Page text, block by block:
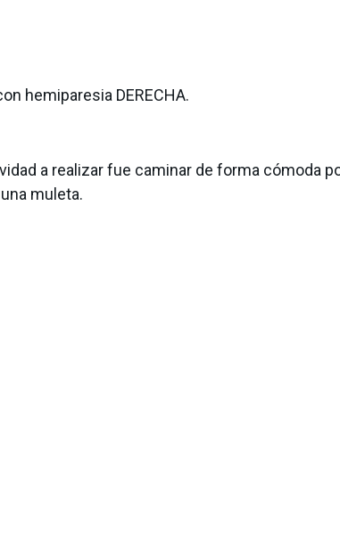
hemiparesia DERECHA.
a realizar fue caminar de forma cómoda
muleta.